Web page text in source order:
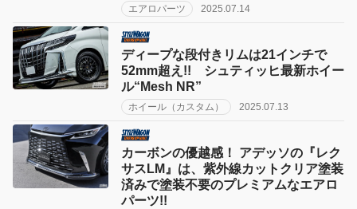
エアロパーツ 2025.07.14
ディープな段付きリムは21インチで
52mm超え!! シュティッヒ最新ホイー
ル“Mesh NR”
ホイール（カスタム） 2025.07.13
カーボンの優越感！ アデッソの『レク
サスLM』は、紫外線カットクリア塗装
済みで塗装不要のプレミアムなエアロ
パーツ!!